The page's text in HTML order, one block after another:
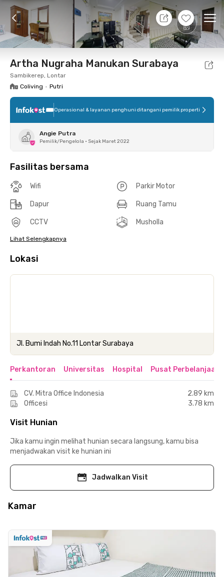
+15
9 Agt 26 - Belum tahu
Foto Fasilitas bersama Lokasi Kamar
Artha Nugraha Manukan Surabaya
Sambikerep, Lontar
Coliving • Putri
Operasional & layanan penghuni ditangani pemilik properti
Angie Putra
Pemilik/Pengelola • Sejak Maret 2022
Fasilitas bersama
Wifi Parkir Motor
Dapur Ruang Tamu
CCTV Musholla
Lihat Selengkapnya
Lokasi
Jl. Bumi Indah No.11 Lontar Surabaya
Perkantoran Universitas Hospital Pusat Perbelanjaan
CV. Mitra Office Indonesia
2.89 km
Officesi
3.78 km
Visit Hunian
Jika kamu ingin melihat hunian secara langsung, kamu bisa
menjadwakan visit ke hunian ini
Jadwalkan Visit
Kamar